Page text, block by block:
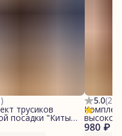
)
трусиков
посадки "Киты/
5.0(2
980 ₽
высокой